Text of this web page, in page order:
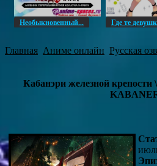
Необыкновенный... Где те
Главная Аниме онлайн Русская озв
Кабанэри железной